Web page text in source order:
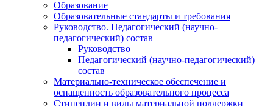
Образование
Образовательные стандарты и требования
Руководство. Педагогический (научно-
педагогический) состав
Руководство
Педагогический (научно-педагогический)
состав
Материально-техническое обеспечение и
оснащенность образовательного процесса
Стипендии и виды материальной поддержки